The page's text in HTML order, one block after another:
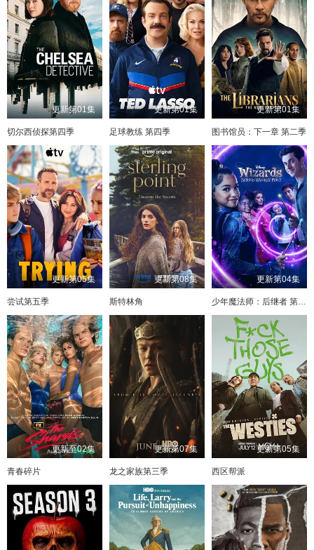
更新第01集
切尔西侦探第四季
更新第01集
足球教练 第四季
更新第01集
图书馆员：下一章 第二季
更新第05集
尝试第五季
更新第08集
斯特林角
更新第04集
少年魔法师：后继者 第三季
更新至02集
青春碎片
更新第07集
龙之家族第三季
更新第05集
西区帮派